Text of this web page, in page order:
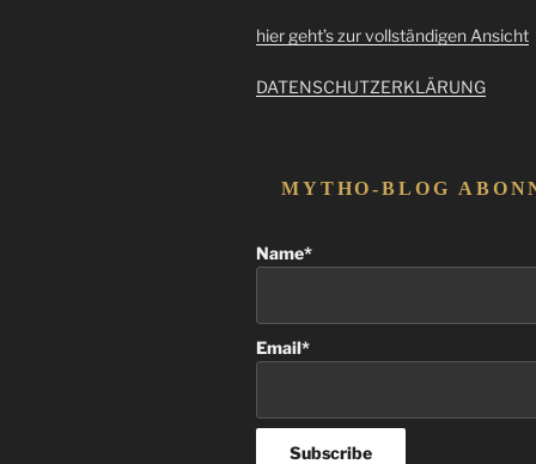
hier geht’s zur vollständigen Ansicht
DATENSCHUTZERKLÄRUNG
MYTHO-BLOG
Name*
Email*